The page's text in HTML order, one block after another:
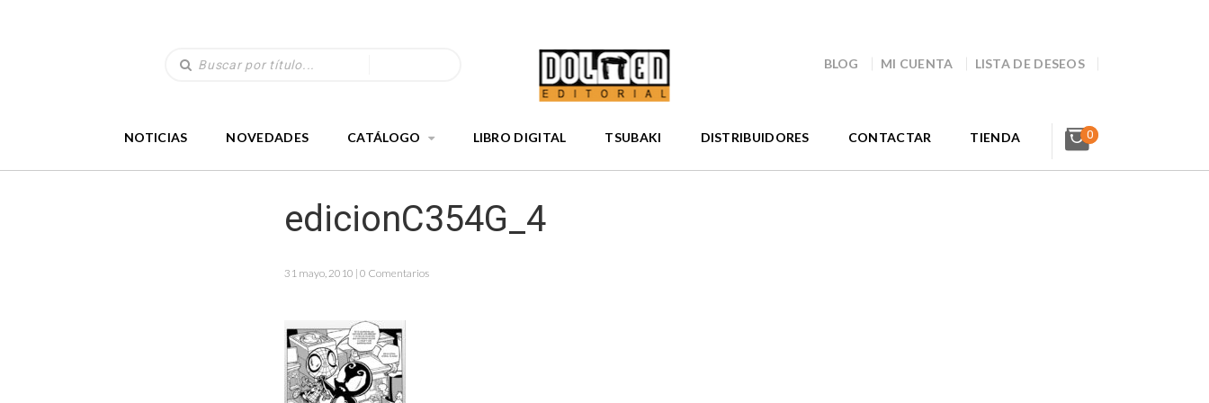
BLOG MI CUENTA LISTA DE DESEOS
NOTICIAS NOVEDADES CATÁLOGO LIBRO DIGITAL TSUBAKI DISTRIBUIDORES CONTACTAR TIENDA 0
edicionC354G_4
31 mayo, 2010 | 0 Comentarios